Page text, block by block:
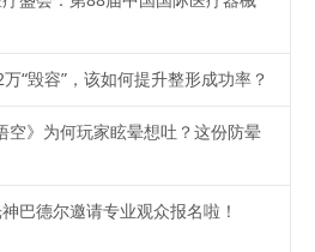
“毁容”，该如何提升整形成功率？
空》为何玩家眩晕想吐？这份防晕
巴德尔邀请专业观众报名啦！